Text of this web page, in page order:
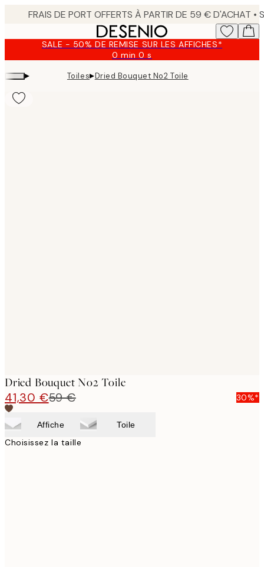
content.SALE - 50% DE REMISE SUR LES AFFICHES*
0 min0 s
Valable
jusqu'au
:
▸ Toiles▸Dried Bouquet No2 Toile
Dried Bouquet No2 Toile
41,30 €59 € 30%*
Affiche Toile
Choisissez la taille